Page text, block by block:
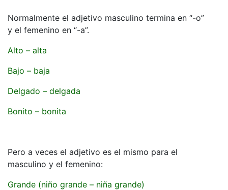
Normalmente el adjetivo masculino termina en “-o”
y el femenino en “-a”.
Alto – alta
Bajo – baja
Delgado – delgada
Bonito – bonita
Pero a veces el adjetivo es el mismo para el
masculino y el femenino:
Grande (niño grande – niña grande)